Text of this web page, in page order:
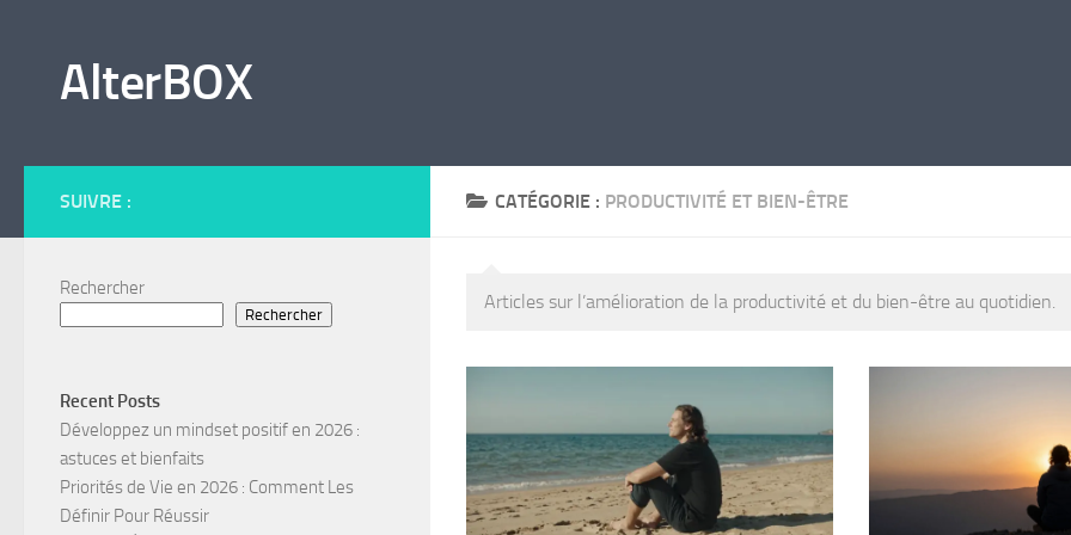
AlterBOX
CATÉGORIE : PRODUCTIVITÉ ET BIEN-ÊTRE
Articles sur l’amélioration de la productivité et du bien-être au quotidien.
SUIVRE :
Rechercher
Rechercher
Recent Posts
Développez un mindset positif en 2026 :
astuces et bienfaits
Priorités de Vie en 2026 : Comment Les
Définir Pour Réussir